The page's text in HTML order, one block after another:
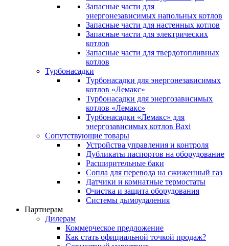
Запасные части для
энергонезависимых напольных котлов
Запасные части для настенных котлов
Запасные части для электрических
котлов
Запасные части для твердотопливных
котлов
Турбонасадки
Турбонасадки для энергонезависимых
котлов «Лемакс»
Турбонасадки для энергозависимых
котлов «Лемакс»
Турбонасадки «Лемакс» для
энергозависимых котлов Baxi
Сопутствующие товары
Устройства управления и контроля
Дубликаты паспортов на оборудование
Расширительные баки
Сопла для перевода на сжиженный газ
Датчики и комнатные термостаты
Очистка и защита оборудования
Системы дымоудаления
Партнерам
Дилерам
Коммерческое предложение
Как стать официальной точкой продаж?